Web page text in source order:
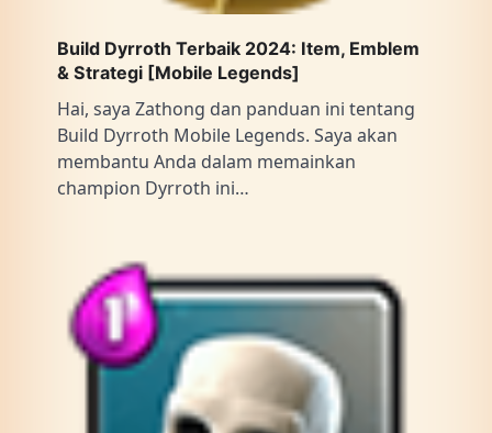
Build Dyrroth Terbaik 2024: Item, Emblem
& Strategi [Mobile Legends]
Hai, saya Zathong dan panduan ini tentang
Build Dyrroth Mobile Legends. Saya akan
membantu Anda dalam memainkan
champion Dyrroth ini…